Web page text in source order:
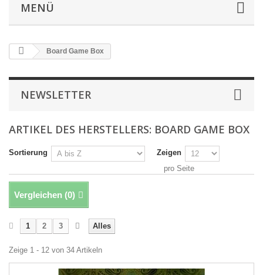
MENÜ
Board Game Box
NEWSLETTER
ARTIKEL DES HERSTELLERS: BOARD GAME BOX
Sortierung
Zeigen
pro Seite
Vergleichen (0)
Alles
1 2 3
Zeige 1 - 12 von 34 Artikeln